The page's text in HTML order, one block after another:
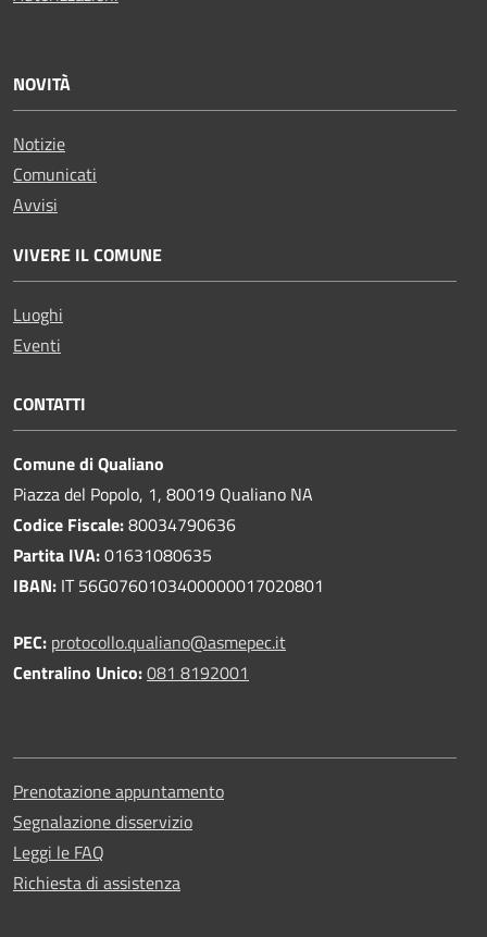
NOVITÀ
Notizie
Comunicati
Avvisi
VIVERE IL COMUNE
Luoghi
Eventi
CONTATTI
Comune di Qualiano
Piazza del Popolo, 1, 80019 Qualiano NA
Codice Fiscale:80034790636
Partita IVA:01631080635
IBAN: IT 56G0760103400000017020801
PEC: protocollo.qualiano@asmepec.it
Centralino Unico:081 8192001
Prenotazione appuntamento
Segnalazione disservizio
Leggi le FAQ
Richiesta di assistenza